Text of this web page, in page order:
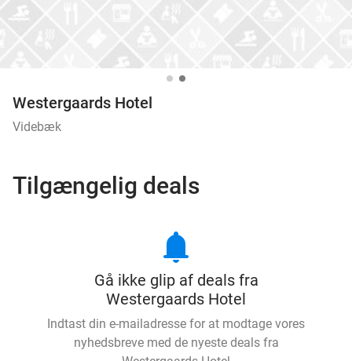
Westergaards Hotel
Videbæk
Tilgængelig deals
notifications
Gå ikke glip af deals fra
Westergaards Hotel
Indtast din e-mailadresse for at modtage vores
nyhedsbreve med de nyeste deals fra